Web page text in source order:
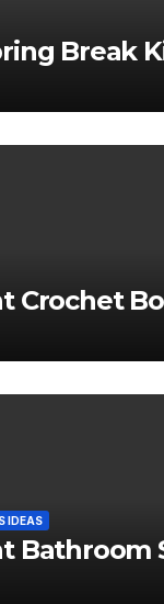
Break
Crochet
IDEAS
Bathroom